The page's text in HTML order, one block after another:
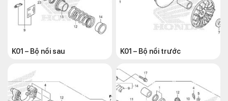
K01 – Bộ nồi sau K01 – Bộ nồi trước